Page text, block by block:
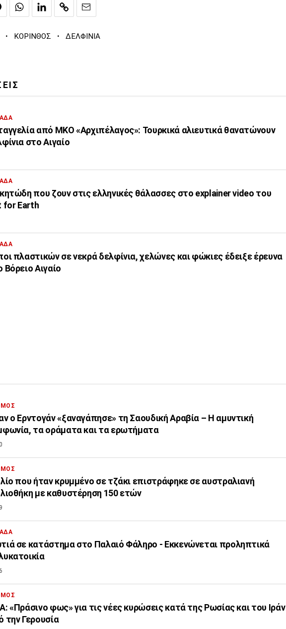
· ΚΟΡΙΝΘΟΣ · ΔΕΛΦΙΝΙΑ
από ΜΚΟ «Αρχιπέλαγος»: Τουρκικά αλιευτικά θανατώνουν
στο Αιγαίο
που ζουν στις ελληνικές θάλασσες στο explainer video του
for Earth
πλαστικών σε νεκρά δελφίνια, χελώνες και φώκιες έδειξε έρευνα
Βόρειο Αιγαίο
ο Ερντογάν «ξαναγάπησε» τη Σαουδική Αραβία – Η αμυντική
τα οράματα και τα ερωτήματα
που ήταν κρυμμένο σε τζάκι επιστράφηκε σε αυστραλιανή
με καθυστέρηση 150 ετών
σε κατάστημα στο Παλαιό Φάληρο - Εκκενώνεται προληπτικά
«Πράσινο φως» για τις νέες κυρώσεις κατά της Ρωσίας και του Ιράν
την Γερουσία